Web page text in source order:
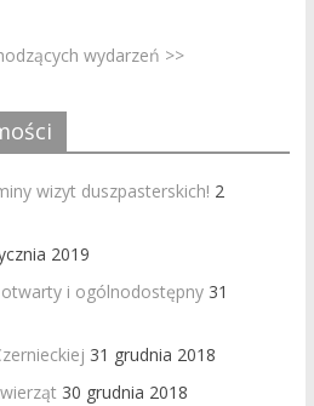
wydarzeń >>
wizyt duszpasterskich! 2
2019
i ogólnodostępny 31
31 grudnia 2018
30 grudnia 2018